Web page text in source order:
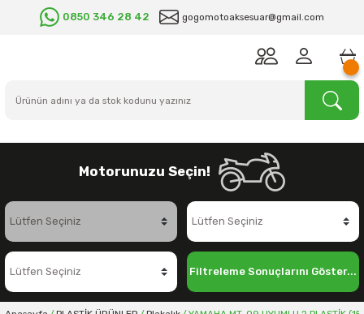
0850 346 28 42 gogomotoaksesuar@gmail.com
Motorunuzu Seçin!
Filtreleme Sonuçlarını Göster...